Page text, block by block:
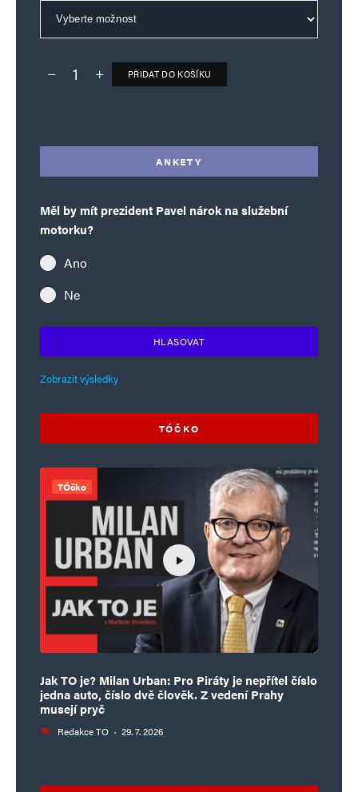
Deník TO – verze bez reklam množství
PŘIDAT DO KOŠÍKU
ANKETY
Měl by mít prezident Pavel nárok na služební
motorku?
Ano
Ne
HLASOVAT
Zobrazit výsledky
TÓČKO
TÓčko
Jak TO je? Milan Urban: Pro Piráty je nepřítel číslo
jedna auto, číslo dvě člověk. Z vedení Prahy
musejí pryč
Redakce TO · 29. 7. 2026